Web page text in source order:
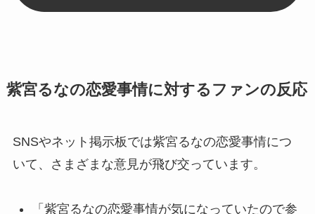
紫宮るなの恋愛事情に対するファンの反応
SNSやネット掲示板では紫宮るなの恋愛事情につ
いて、さまざまな意見が飛び交っています。
「紫宮るなの恋愛事情が気になっていたので参